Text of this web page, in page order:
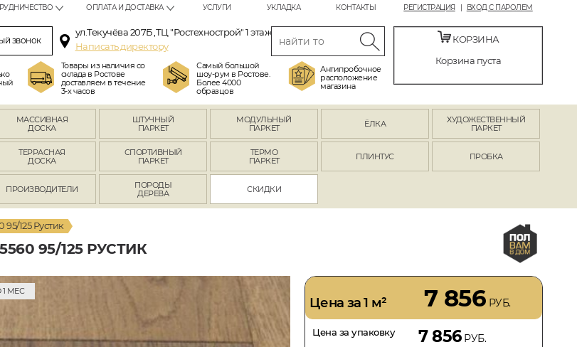
РЕГИСТРАЦИЯ ВХОД С ПАРОЛЕМ
ОПЛАТА И ДОСТАВКА УСЛУГИ УКЛАДКА КОНТАКТЫ
звонок
ул.Текучёва 207Б ,ТЦ "Ростехнострой" 1 этаж
Написать директору
Товары из наличия со
склада в Ростове
доставляем в течение
3-х часов
Самый большой
шоу-рум в Ростове.
Более 4000
образцов
Антипробочное
расположение
магазина
КОРЗИНА
Корзина пуста
МАССИВНАЯ
ДОСКА
ШТУЧНЫЙ
ПАРКЕТ
МОДУЛЬНЫЙ
ПАРКЕТ
ЁЛКА
ХУДОЖЕСТВЕННЫЙ
ПАРКЕТ
ТЕРРАСНАЯ
ДОСКА
СПОРТИВНЫЙ
ПАРКЕТ
ТЕРМО
ПАРКЕТ
ПЛИНТУС ПРОБКА
ПРОИЗВОДИТЕЛИ
ПОРОДЫ
ДЕРЕВА
СКИДКИ
95/125 Рустик
95/125 РУСТИК
МЕС
Цена за 1 м² 7 856 РУБ.
Цена за упаковку 7 856РУБ.